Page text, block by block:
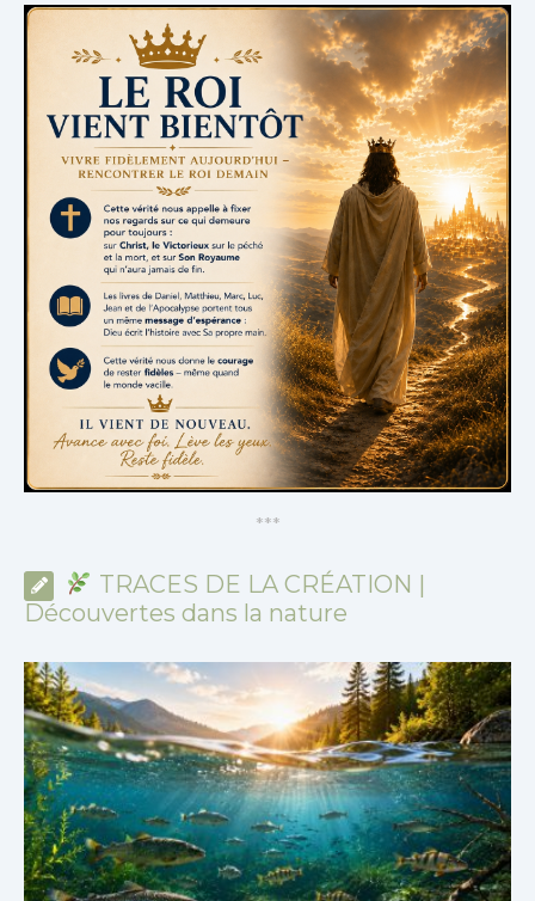
***
TRACES DE LA CRÉATION |
Découvertes dans la nature